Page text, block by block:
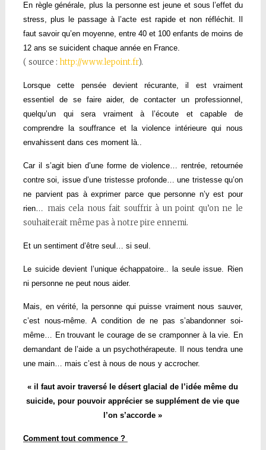
En règle générale, plus la personne est jeune et sous l’effet du
stress, plus le passage à l’acte est rapide et non réfléchit. Il
faut savoir qu’en moyenne, entre 40 et 100 enfants de moins de
12 ans se suicident chaque année en France.
( source : http://www.lepoint.fr).
Lorsque cette pensée devient récurante, il est vraiment
essentiel de se faire aider, de contacter un professionnel,
quelqu’un qui sera vraiment à l’écoute et capable de
comprendre la souffrance et la violence intérieure qui nous
envahissent dans ces moment là..
Car il s’agit bien d’une forme de violence… rentrée, retournée
contre soi, issue d’une tristesse profonde… une tristesse qu’on
ne parvient pas à exprimer parce que personne n’y est pour
rien… mais cela nous fait souffrir à un point qu’on ne le
souhaiterait même pas à notre pire ennemi.
Et un sentiment d’être seul… si seul.
Le suicide devient l’unique échappatoire.. la seule issue. Rien
ni personne ne peut nous aider.
Mais, en vérité, la personne qui puisse vraiment nous sauver,
c’est nous-même. A condition de ne pas s’abandonner soi-
même… En trouvant le courage de se cramponner à la vie. En
demandant de l’aide a un psychothérapeute. Il nous tendra une
une main… mais c’est à nous de nous y accrocher.
« il faut avoir traversé le désert glacial de l’idée même du
suicide, pour pouvoir apprécier se supplément de vie que
l’on s’accorde »
Comment tout commence ?